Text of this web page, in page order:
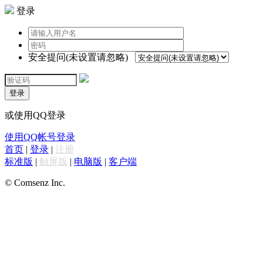
登录
安全提问(未设置请忽略)
登录
或使用QQ登录
使用QQ帐号登录
首页 | 登录 | 注册
标准版 | 触屏版 | 电脑版 | 客户端
© Comsenz Inc.